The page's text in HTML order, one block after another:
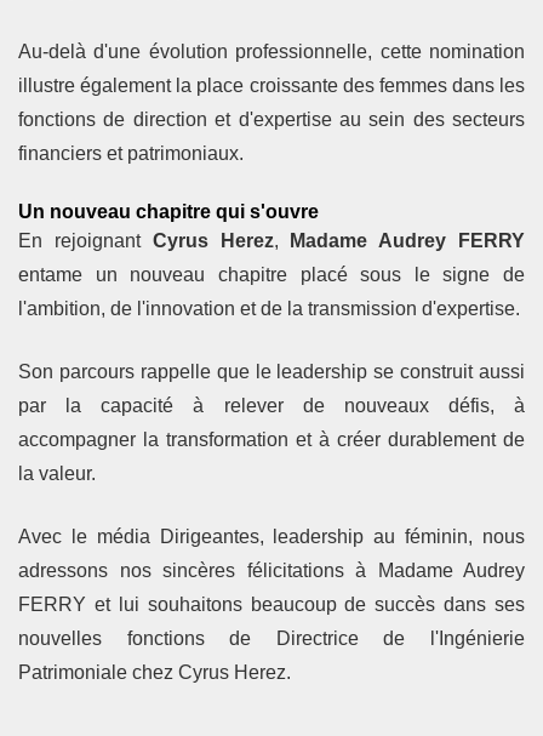
Au-delà d'une évolution professionnelle, cette nomination
illustre également la place croissante des femmes dans les
fonctions de direction et d'expertise au sein des secteurs
financiers et patrimoniaux.
Un nouveau chapitre qui s'ouvre
En rejoignant Cyrus Herez,
Madame Audrey FERRY
entame un nouveau chapitre placé sous le signe de
l'ambition, de l'innovation et de la transmission d'expertise.
Son parcours rappelle que le leadership se construit aussi
par la capacité à relever de nouveaux défis, à
accompagner la transformation et à créer durablement de
la valeur.
Avec le média Dirigeantes, leadership au féminin, nous
adressons nos sincères félicitations à Madame Audrey
FERRY et lui souhaitons beaucoup de succès dans ses
nouvelles fonctions de Directrice de l'Ingénierie
Patrimoniale chez Cyrus Herez.